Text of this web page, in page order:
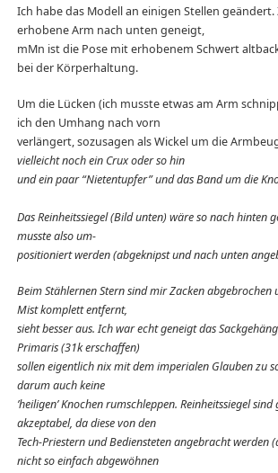
Ich habe das Modell an einigen Stellen geändert.
erhobene Arm nach unten geneigt,
mMn ist die Pose mit erhobenem Schwert
bei der Körperhaltung.
Um die Lücken (ich musste etwas am Arm
ich den Umhang nach vorn
verlängert, sozusagen als Wickel um die
vielleicht noch ein Crux oder so hin
und ein paar “Nietentupfer” und das Band um die
Das Reinheitssiegel (Bild unten) wäre so nach hinten
musste also um-
positioniert werden (abgeknipst und nach unten
Beim Stählernen Stern sind mir Zacken abgebrochen
Mist komplett entfernt,
sieht besser aus. Ich war echt geneigt das
Primaris (31k erschaffen)
sollen eigentlich nix mit dem imperialen Glauben zu
darum auch keine
’heiligen’ Knochen rumschleppen. Reinheitssiegel
akzeptabel, da diese von den
Tech-Priestern und Bediensteten angebracht werden
nicht so einfach abgewöhnen